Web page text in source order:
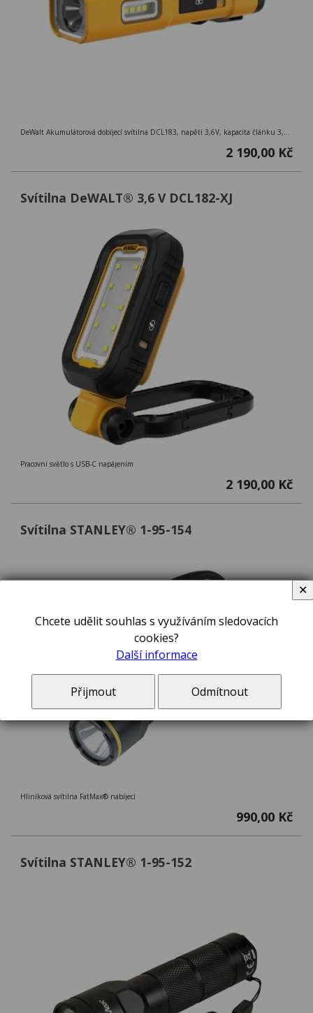
DeWalt Akumulátorová dobíjecí svítilna DCL183, napětí 3,6V, kapacita článku 3,0Ah
2 190,00 Kč
Svítilna DeWALT® 3,6 V DCL182-XJ
Pracovní světlo s USB-C napájením
2 190,00 Kč
Svítilna STANLEY® 1-95-154
Hliníková svítilna FatMax® nabíjecí
990,00 Kč
Svítilna STANLEY® 1-95-152
Chcete udělit souhlas s využíváním sledovacích
cookies?
Další informace
Přijmout Odmítnout
✕